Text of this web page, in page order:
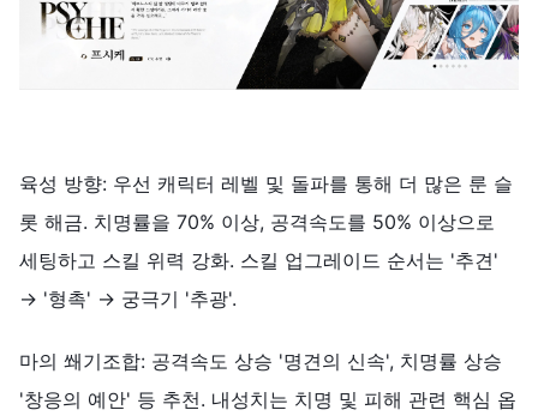
육성 방향: 우선 캐릭터 레벨 및 돌파를 통해 더 많은 룬 슬
롯 해금. 치명률을 70% 이상, 공격속도를 50% 이상으로
세팅하고 스킬 위력 강화. 스킬 업그레이드 순서는 '추견'
→ '형촉' → 궁극기 '추광'.
마의 쐐기조합: 공격속도 상승 '명견의 신속', 치명률 상승
'창응의 예안' 등 추천. 내성치는 치명 및 피해 관련 핵심 옵